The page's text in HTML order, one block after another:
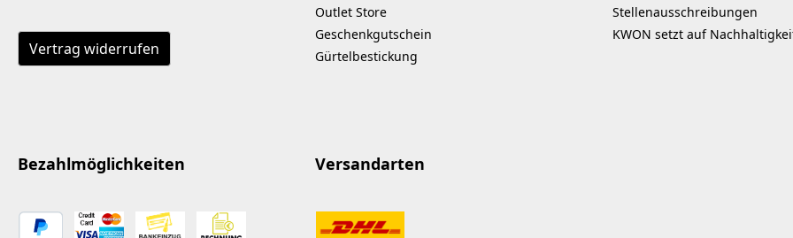
Vertrag widerrufen
Outlet Store
Geschenkgutschein
Gürtelbestickung
Stellenausschreibungen
KWON setzt auf
Bezahlmöglichkeiten Versandarten